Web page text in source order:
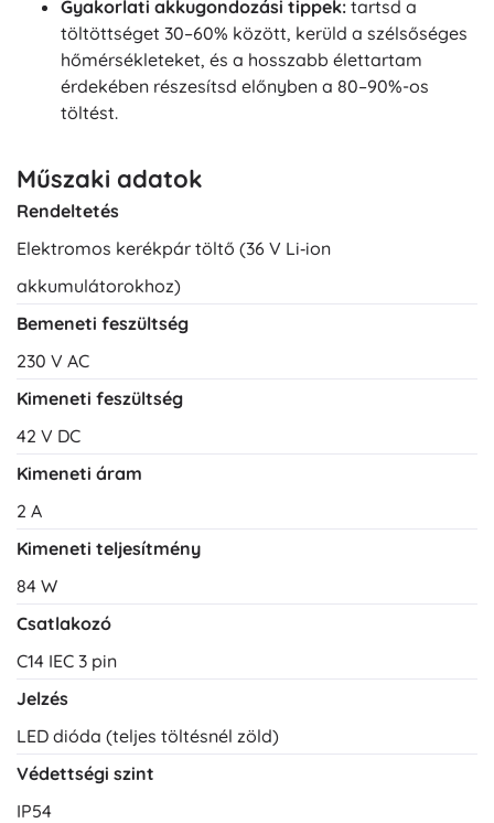
Gyakorlati akkugondozási tippek: tartsd a
töltöttséget 30–60% között, kerüld a szélsőséges
hőmérsékleteket, és a hosszabb élettartam
érdekében részesítsd előnyben a 80–90%-os
töltést.
Műszaki adatok
Rendeltetés
Elektromos kerékpár töltő (36 V Li‑ion
akkumulátorokhoz)
Bemeneti feszültség
230 V AC
Kimeneti feszültség
42 V DC
Kimeneti áram
2 A
Kimeneti teljesítmény
84 W
Csatlakozó
C14 IEC 3 pin
Jelzés
LED dióda (teljes töltésnél zöld)
Védettségi szint
IP54